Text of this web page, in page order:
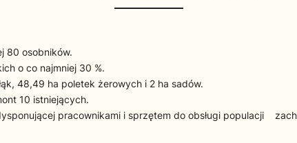
80 osobników.
o co najmniej 30 %.
48,49 ha poletek żerowych i 2 ha sadów.
10 istniejących.
pracownikami i sprzętem do obsługi populacji